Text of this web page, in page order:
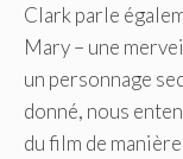
Clark parle
Mary – une
un personnage
donné, nous
du film de